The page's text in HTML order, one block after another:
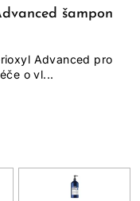
šampon
Advanced pro
o vl...